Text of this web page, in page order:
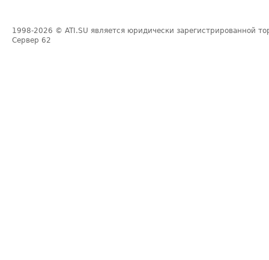
1998-2026 © ATI.SU является юридически зарегистрированной
Сервер 62